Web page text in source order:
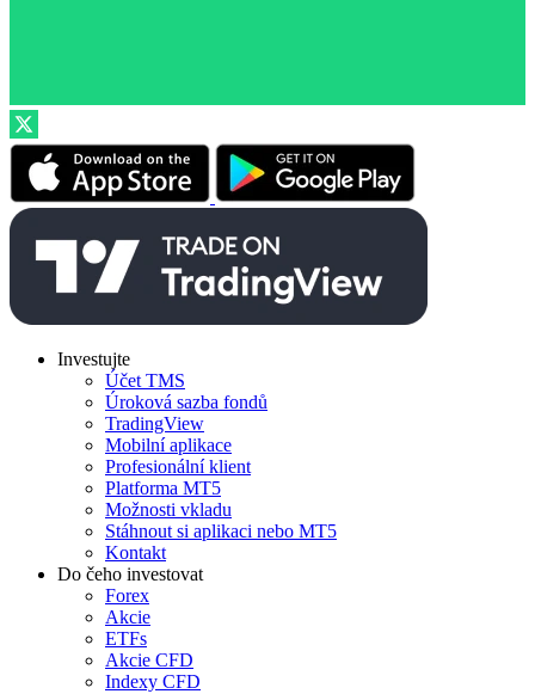
Investujte
Účet TMS
Úroková sazba fondů
TradingView
Mobilní aplikace
Profesionální klient
Platforma MT5
Možnosti vkladu
Stáhnout si aplikaci nebo MT5
Kontakt
Do čeho investovat
Forex
Akcie
ETFs
Akcie CFD
Indexy CFD